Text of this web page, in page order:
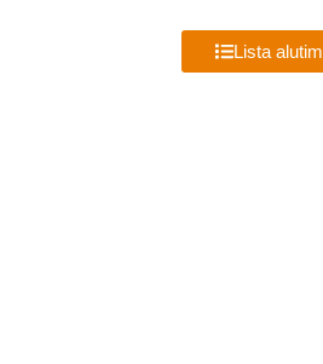
Lista alutim